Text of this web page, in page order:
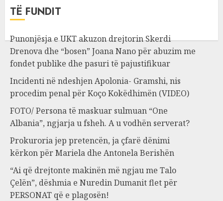
TË FUNDIT
Punonjësja e UKT akuzon drejtorin Skerdi
Drenova dhe “bosen” Joana Nano për abuzim me
fondet publike dhe pasuri të pajustifikuar
Incidenti në ndeshjen Apolonia- Gramshi, nis
procedim penal për Koço Kokëdhimën (VIDEO)
FOTO/ Persona të maskuar sulmuan “One
Albania”, ngjarja u fsheh. A u vodhën serverat?
Prokuroria jep pretencën, ja çfarë dënimi
kërkon për Mariela dhe Antonela Berishën
“Ai që drejtonte makinën më ngjau me Talo
Çelën”, dëshmia e Nuredin Dumanit flet për
PERSONAT që e plagosën!